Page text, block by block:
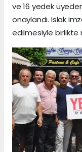
ve 16 yedek
onaylandı. Islak
edilmesiyle